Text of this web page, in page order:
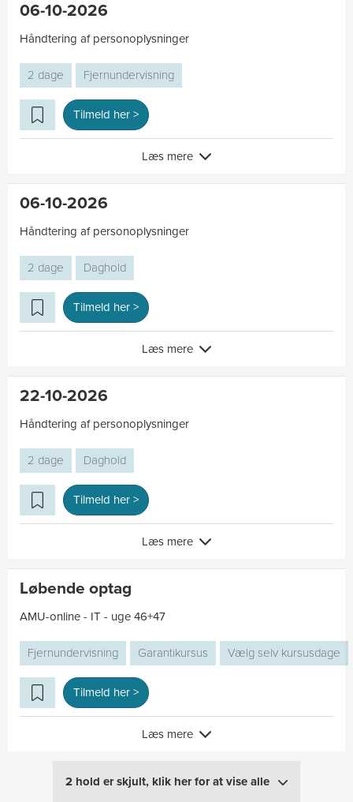
06-10-2026
Håndtering af personoplysninger
2 dage Fjernundervisning
Tilmeld her >
Læs mere
06-10-2026
Håndtering af personoplysninger
2 dage Daghold
Tilmeld her >
Læs mere
22-10-2026
Håndtering af personoplysninger
2 dage Daghold
Tilmeld her >
Læs mere
Løbende optag
AMU-online - IT - uge 46+47
Fjernundervisning Garantikursus Vælg selv kursusdage
Tilmeld her >
Læs mere
2 hold er skjult, klik her for at vise alle